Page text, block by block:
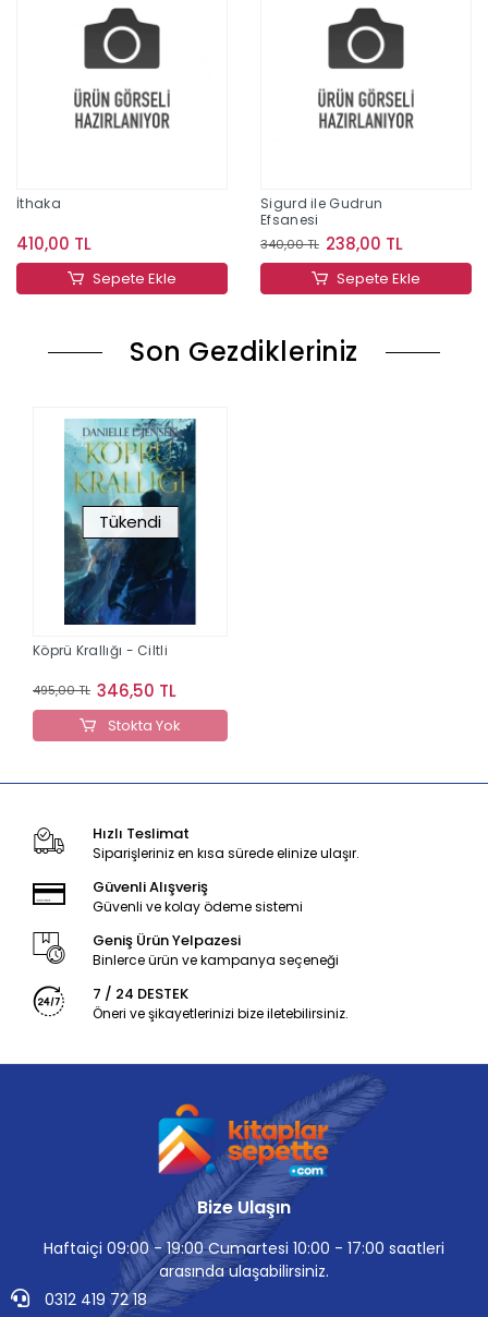
İthaka
410,00 TL
Sepete Ekle
Sigurd ile Gudrun
Efsanesi
340,00 TL 238,00 TL
Sepete Ekle
Son Gezdikleriniz
Tükendi
Köprü Krallığı - Ciltli
495,00 TL 346,50 TL
Stokta Yok
Hızlı Teslimat
Siparişleriniz en kısa sürede elinize ulaşır.
Güvenli Alışveriş
Güvenli ve kolay ödeme sistemi
Geniş Ürün Yelpazesi
Binlerce ürün ve kampanya seçeneği
7 / 24 DESTEK
Öneri ve şikayetlerinizi bize iletebilirsiniz.
Bize Ulaşın
Haftaiçi 09:00 - 19:00 Cumartesi 10:00 - 17:00 saatleri
arasında ulaşabilirsiniz.
0312 419 72 18